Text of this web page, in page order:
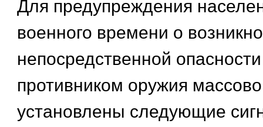
Для предупреждения
военного времени о
непосредственной
противником оружия
установлены следующие